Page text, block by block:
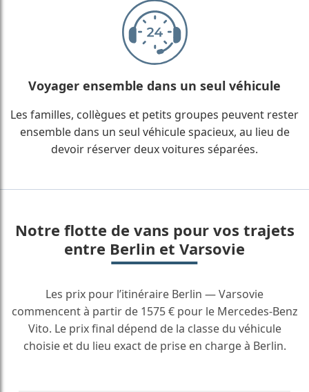
Voyager ensemble dans un seul véhicule
Les familles, collègues et petits groupes peuvent rester
ensemble dans un seul véhicule spacieux, au lieu de
devoir réserver deux voitures séparées.
Notre flotte de vans pour vos trajets
entre Berlin et Varsovie
Les prix pour l’itinéraire Berlin — Varsovie
commencent à partir de 1575 € pour le Mercedes-Benz
Vito. Le prix final dépend de la classe du véhicule
choisie et du lieu exact de prise en charge à Berlin.